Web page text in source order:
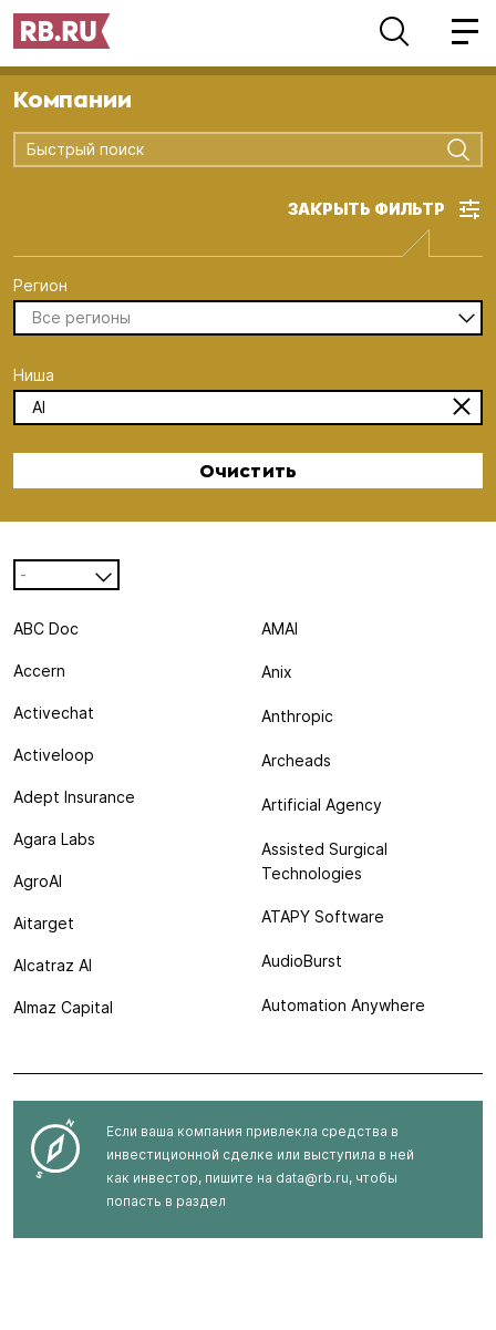
Компании
Быстрый поиск
ЗАКРЫТЬ ФИЛЬТР
Регион
Все регионы
Ниша
AI
Очистить
-
ABC Doc
Accern
Activechat
Activeloop
Adept Insurance
Agara Labs
AgroAI
Aitarget
Alcatraz AI
Almaz Capital
AMAI
Anix
Anthropic
Archeads
Artificial Agency
Assisted Surgical
Technologies
ATAPY Software
AudioBurst
Automation Anywhere
Если ваша компания привлекла средства в
инвестиционной сделке или выступила в ней
как инвестор, пишите на data@rb.ru, чтобы
попасть в раздел